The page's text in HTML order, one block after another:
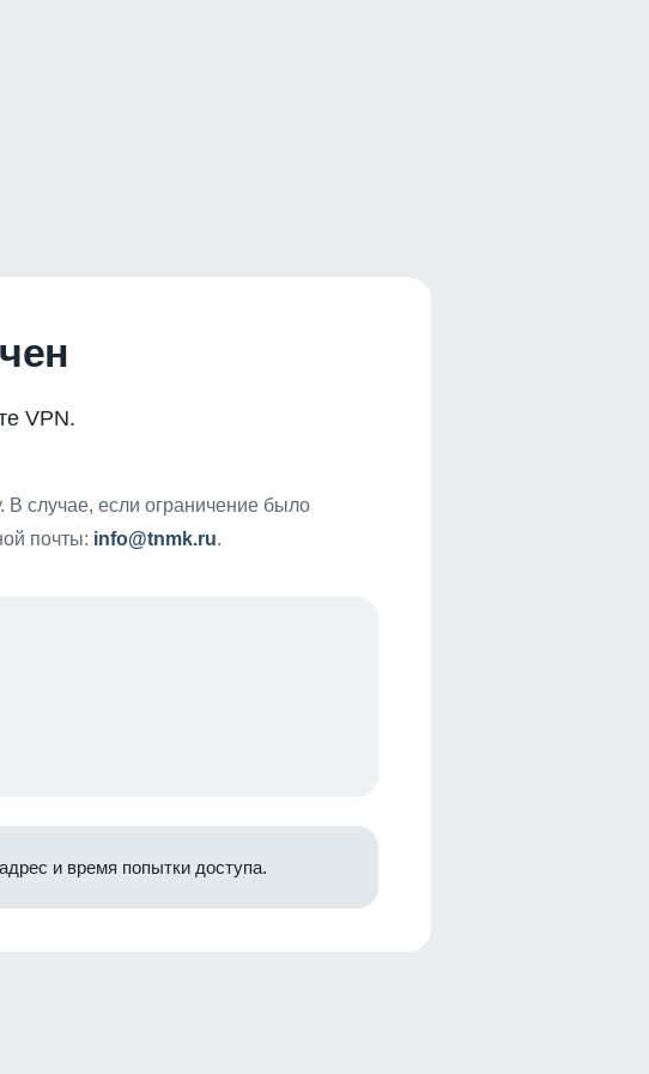
VPN.
В случае, если ограничение было
почты: info@tnmk.ru.
и время попытки доступа.